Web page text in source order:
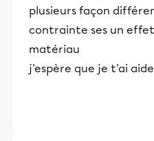
plusieurs façon
contrainte ses un
matériau
j'espère que je t'ai